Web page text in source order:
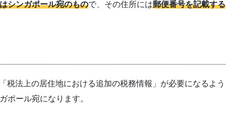
シンガポール宛のもので、その住所には郵便番号を記載する
税法上の居住地における追加の税務情報」が必要になるよう
ポール宛になります。